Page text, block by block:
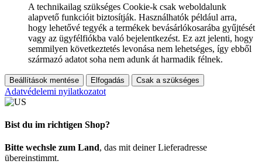
A technikailag szükséges Cookie-k csak weboldalunk
alapvető funkcióit biztosítják. Használhatók például arra,
hogy lehetővé tegyék a termékek bevásárlókosarába gyűjtését
vagy az ügyfélfiókba való bejelentkezést. Ez azt jelenti, hogy
semmilyen következtetés levonása nem lehetséges, így ebből
származó adatot soha nem adunk át harmadik félnek.
Beállítások mentése Elfogadás Csak a szükséges
Adatvédelemi nyilatkozatot
Bist du im richtigen Shop?
Bitte wechsle zum Land, das mit deiner Lieferadresse
übereinstimmt.